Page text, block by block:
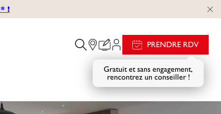
!
PRENDRE RDV
Gratuit et sans engagement,
rencontrez un conseiller !